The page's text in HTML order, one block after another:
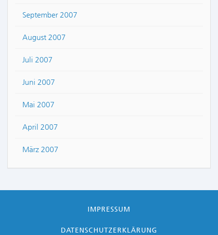
September 2007
August 2007
Juli 2007
Juni 2007
Mai 2007
April 2007
März 2007
IMPRESSUM
DATENSCHUTZERKLÄRUNG